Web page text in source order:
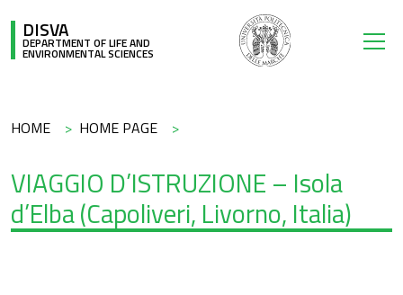
DISVA
DEPARTMENT OF LIFE AND
ENVIRONMENTAL SCIENCES
Breadcrumb
HOME HOME PAGE
VIAGGIO D’ISTRUZIONE – Isola
d’Elba (Capoliveri, Livorno, Italia)